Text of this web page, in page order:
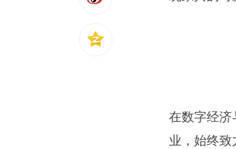
在数字经济
业，始终致